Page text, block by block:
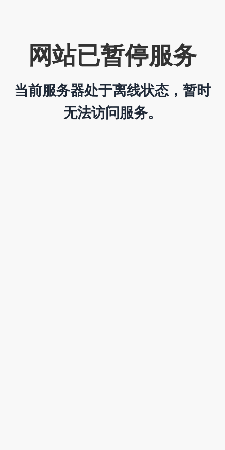
网站已暂停服务
当前服务器处于离线状态，暂时
无法访问服务。